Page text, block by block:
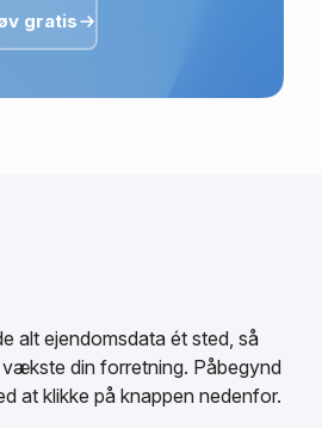
gratis
alt ejendomsdata ét sted, så
din forretning. Påbegynd
at klikke på knappen nedenfor.